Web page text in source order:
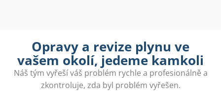
Opravy a revize plynu ve
vašem okolí, jedeme kamkoli
Náš tým vyřeší váš problém rychle a profesionálně a
zkontroluje, zda byl problém vyřešen.